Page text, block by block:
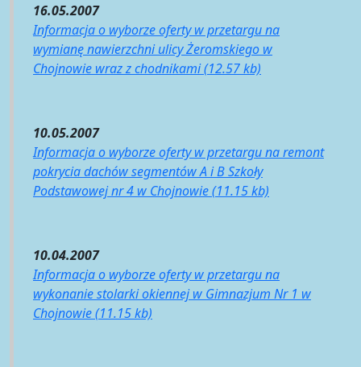
16.05.2007
Informacja o wyborze oferty w przetargu na
wymianę nawierzchni ulicy Żeromskiego w
Chojnowie wraz z chodnikami (12.57 kb)
10.05.2007
Informacja o wyborze oferty w przetargu na remont
pokrycia dachów segmentów A i B Szkoły
Podstawowej nr 4 w Chojnowie (11.15 kb)
10.04.2007
Informacja o wyborze oferty w przetargu na
wykonanie stolarki okiennej w Gimnazjum Nr 1 w
Chojnowie (11.15 kb)